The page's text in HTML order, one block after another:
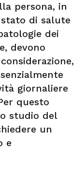
persona, in
di salute
dei
devono
giornaliere
questo
studio del
un
e